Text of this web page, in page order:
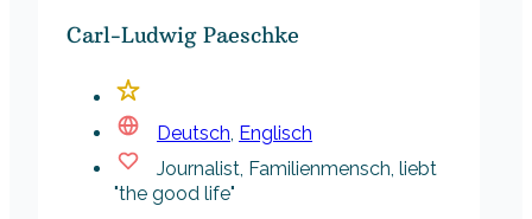
Carl-Ludwig Paeschke
Deutsch, Englisch
Journalist, Familienmensch, liebt
"the good life"